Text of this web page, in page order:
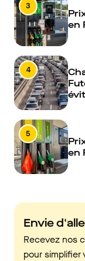
3
en
4
5
en
Envie
Recevez nos
pour simplifier